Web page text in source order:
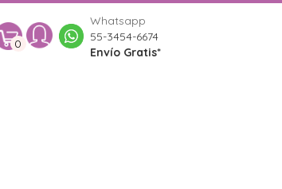
0
Whatsapp
55-3454-6674
Envío Gratis*